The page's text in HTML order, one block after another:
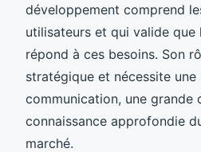
développement comprend
utilisateurs et qui valide
répond à ces besoins. Son
stratégique et nécessite une
communication, une grande
connaissance approfondie
marché.